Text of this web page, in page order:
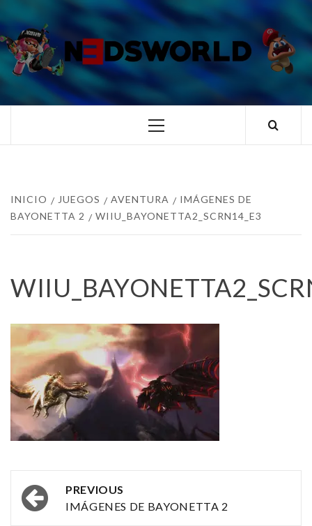
al
contenido
TUS ESPECIALISTAS EN NINTENDO
Menú
INICIO JUEGOS AVENTURA
IMÁGENES DE
BAYONETTA 2
WIIU_BAYONETTA2_SCRN14_E3
Post
navigation
PREVIOUS
IMÁGENES DE BAYONETTA 2